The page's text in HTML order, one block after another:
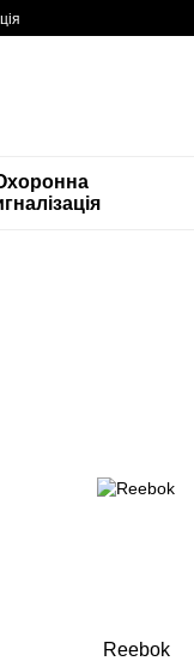
Reebok